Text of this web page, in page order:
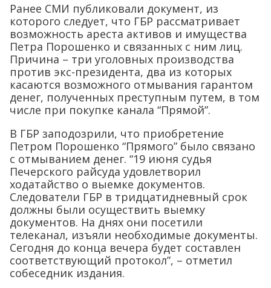
Ранее СМИ публиковали документ, из
которого следует, что ГБР рассматривает
возможность ареста активов и имущества
Петра Порошенко и связанных с ним лиц.
Причина – три уголовных производства
против экс-президента, два из которых
касаются возможного отмывания гарантом
денег, полученных преступным путем, в том
числе при покупке канала “Прямой”.
В ГБР заподозрили, что приобретение
Петром Порошенко “Прямого” было связано
с отмыванием денег. “19 июня судья
Печерского райсуда удовлетворил
ходатайство о выемке документов.
Следователи ГБР в тридцатидневный срок
должны были осуществить выемку
документов. На днях они посетили
телеканал, изъяли необходимые документы.
Сегодня до конца вечера будет составлен
соответствующий протокол”, – отметил
собеседник издания.